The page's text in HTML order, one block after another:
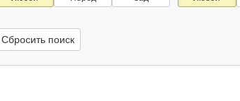
Сбросить поиск